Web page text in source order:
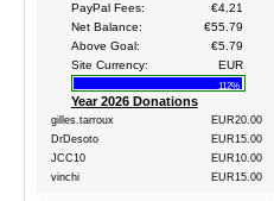
PayPal Fees:
€4.21
Net Balance:
€55.79
Above Goal:
€5.79
Site Currency:
EUR
112%
Year 2026 Donations
gilles.tarroux
EUR20.00
DrDesoto
EUR15.00
JCC10
EUR10.00
vinchi
EUR15.00